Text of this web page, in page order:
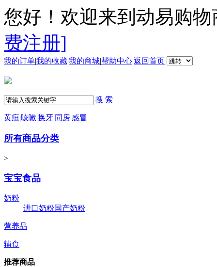
您好！欢迎来到动易购
费注册]
我的订单|我的收藏|我的商城|帮助中心|返回首页
搜 索
黄疸|咳嗽|换牙|同房|感冒
所有商品分类
>
宝宝食品
奶粉
进口奶粉国产奶粉
营养品
辅食
推荐商品